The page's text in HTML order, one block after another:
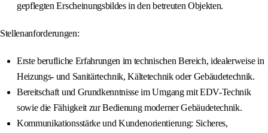
gepflegten Erscheinungsbildes in den betreuten Objekten.
Stellenanforderungen:
Erste berufliche Erfahrungen im technischen Bereich, idealerweise in
Heizungs- und Sanitärtechnik, Kältetechnik oder Gebäudetechnik.
Bereitschaft und Grundkenntnisse im Umgang mit EDV-Technik
sowie die Fähigkeit zur Bedienung moderner Gebäudetechnik.
Kommunikationsstärke und Kundenorientierung: Sicheres,